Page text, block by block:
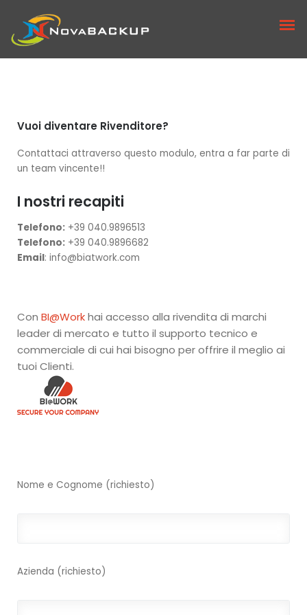
NovaBACKUP SERVER Agent
Prodotti Legacy
NovaBACKUP PC
NovaBACKUP BUSINESS ESSENTIALS
NovaBACKUP CMon
LogCollector
Guida Installazione NovaBACKUP
Vuoi diventare Rivenditore?
Contattaci attraverso questo modulo, entra a far parte di
un team vincente!!
I nostri recapiti
Telefono: +39 040.9896513
Telefono: +39 040.9896682
Email: info@biatwork.com
Con BI@Workhai accesso alla rivendita di marchi
leader di mercato e tutto il supporto tecnico e
commerciale di cui hai bisogno per offrire il meglio ai
tuoi Clienti.
Nome e Cognome (richiesto)
Azienda (richiesto)